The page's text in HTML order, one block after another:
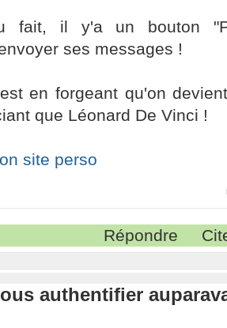
fait, il y'a un bouton
ses messages !
en forgeant qu'on
que Léonard De Vinci !
site perso
Répondre
authentifier